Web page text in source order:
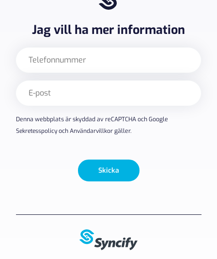
Jag vill ha mer information
post
Denna webbplats är skyddad av reCAPTCHA och Google
SekretesspolicyochAnvändarvillkorgäller.
Skicka